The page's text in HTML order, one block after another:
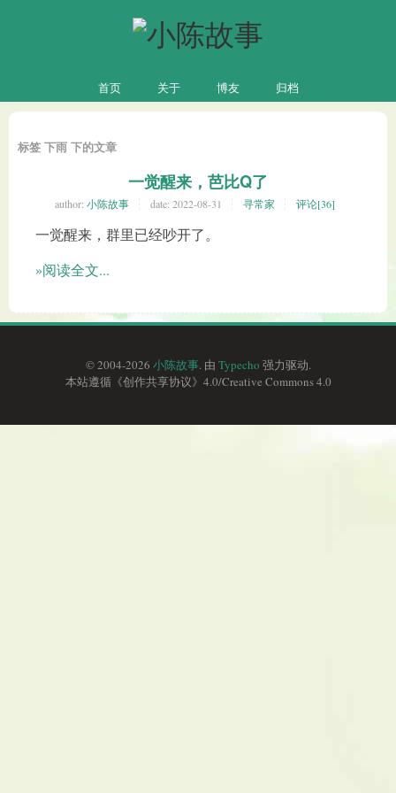
首页 关于 博友 归档
标签 下雨 下的文章
一觉醒来，芭比Q了
author: 小陈故事 date: 2022-08-31 寻常家 评论[36]
一觉醒来，群里已经吵开了。
»阅读全文...
© 2004-2026 小陈故事. 由 Typecho 强力驱动.
本站遵循《创作共享协议》4.0/Creative Commons 4.0